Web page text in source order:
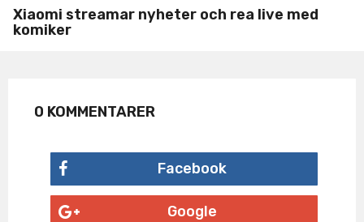
Xiaomi streamar nyheter och rea live med
komiker
0 KOMMENTARER
Facebook
Google